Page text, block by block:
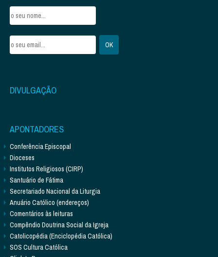
DIVULGAÇÃO
APONTADORES
Conferência Episcopal
Dioceses
Institutos Religiosos (CIRP)
Santuário de Fátima
Secretariado Nacional da Liturgia
Anuário Católico (endereços)
Comentários às leituras
Compêndio Doutrina Social da Igreja
Catolicopédia (Enciclopédia Católica)
SOS Cultura Católica